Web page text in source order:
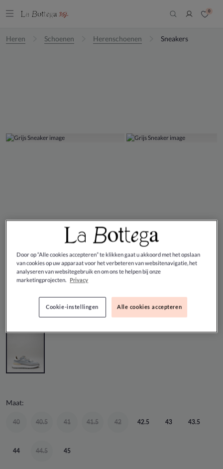
0
Heren Schoenen Herenschoenen Sneakers
Floris Van Bommel - Grijs Sneaker
DEAL
€ 182,00
GRIJS
Maat:
40 42
40.5 41 41.5 42.5 43.5
43
44.5
44 45
Door op “Alle cookies accepteren” te klikken gaat u akkoord met het opslaan
van cookies op uw apparaat voor het verbeteren van websitenavigatie, het
analyseren van websitegebruik en om ons te helpen bij onze
marketingprojecten.
Privacy
Alle cookies accepteren
Cookie-instellingen